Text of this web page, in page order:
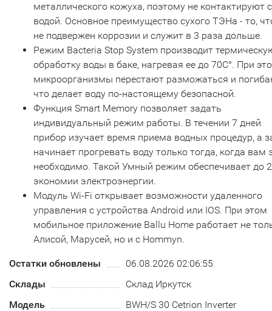
металлического кожуха, поэтому не контактируют с
водой. Основное преимущество сухого ТЭНа - то,
не подвержен коррозии и служит в 3 раза дольше.
Режим Bacteria Stop System производит
обработку воды в баке, нагревая ее до 70С°. При
микроорганизмы перестают разможаться и
что делает воду по-настоящему безопасной.
Функция Smart Memory позволяет задать
индивидуальный режим работы. В течении 7 дней
прибор изучает время приема водных процедур, а
начинает прогревать воду только тогда, когда вам
необходимо. Такой Умный режим обеспечивает до
экономии электроэнергии.
Модуль Wi-Fi открывает возможности удаленного
управления с устройства Android или IOS. При этом
мобильное приложение Ballu Home работает не
Алисой, Марусей, но и с Hommyn.
Остатки обновлены
06.08.2026 02:06:55
Склады
Склад Иркутск
Модель
BWH/S 30 Cetrion Inverter